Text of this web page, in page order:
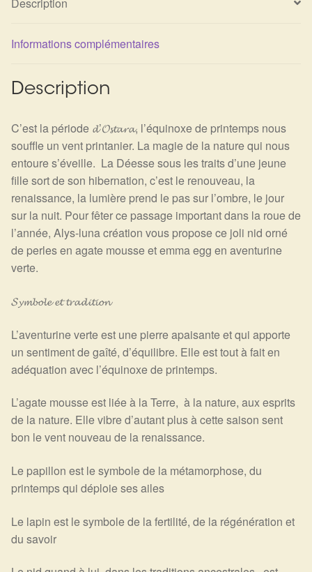
Informations complémentaires
Description
C’est la période 𝓭’𝓞𝓼𝓽𝓪𝓻𝓪, l’équinoxe de printemps nous
souffle un vent printanier. La magie de la nature qui nous
entoure s’éveille. La Déesse sous les traits d’une jeune
fille sort de son hibernation, c’est le renouveau, la
renaissance, la lumière prend le pas sur l’ombre, le jour
sur la nuit. Pour fêter ce passage important dans la roue de
l’année, Alys-luna création vous propose ce joli nid orné
de perles en agate mousse et emma egg en aventurine
verte.
𝓢𝔂𝓶𝓫𝓸𝓵𝓮 𝓮𝓽 𝓽𝓻𝓪𝓭𝓲𝓽𝓲𝓸𝓷
L’aventurine verte est une pierre apaisante et qui apporte
un sentiment de gaîté, d’équilibre. Elle est tout à fait en
adéquation avec l’équinoxe de printemps.
L’agate mousse est liée à la Terre, à la nature, aux esprits
de la nature. Elle vibre d’autant plus à cette saison sent
bon le vent nouveau de la renaissance.
Le papillon est le symbole de la métamorphose, du
printemps qui déploie ses ailes
Le lapin est le symbole de la fertilité, de la régénération et
du savoir